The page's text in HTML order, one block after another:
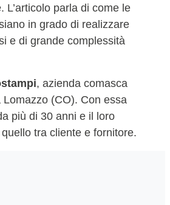
L’articolo parla di come le
in grado di realizzare
e di grande complessità
, azienda comasca
(CO). Con essa
più di 30 anni e il loro
tra cliente e fornitore.